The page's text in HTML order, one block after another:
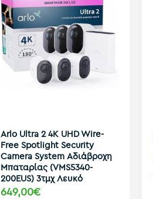
Arlo Ultra 2 4K UHD Wire-
Free Spotlight Security
Camera System Αδιάβροχη
Μπαταρίας (VMS5340-
200EUS) 3τμχ Λευκό
649,00€